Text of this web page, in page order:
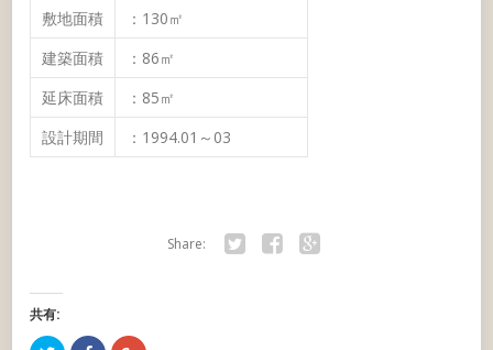
敷地面積
：130㎡
建築面積
：86㎡
延床面積
：85㎡
設計期間
：1994.01～03
Share:
共有: